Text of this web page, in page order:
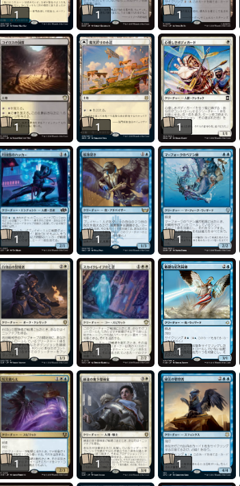
1 1 1
1 1 1
1 1 1
1 1 1
1 1 1